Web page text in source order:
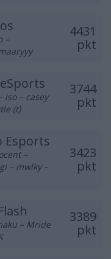
–
4431
pkt
iso – casey
(t)
3744
pkt
Esports
–
– mwlky –
3423
pkt
– Mride
3389
pkt